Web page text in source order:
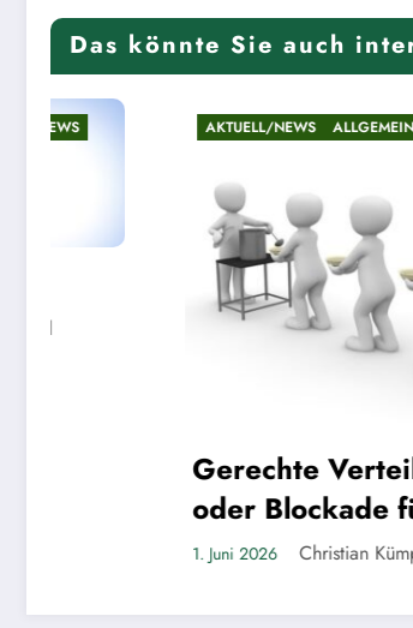
Das könnte Sie auch
ALLGEMEIN AKTUELL/NEWS
22. Mai 2026